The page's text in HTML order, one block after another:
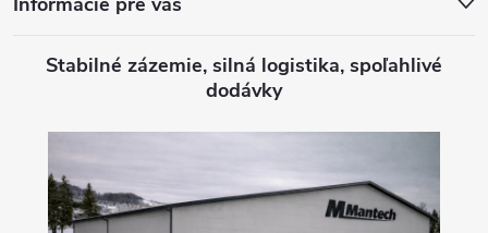
Stabilné zázemie, silná logistika, spoľahlivé
dodávky